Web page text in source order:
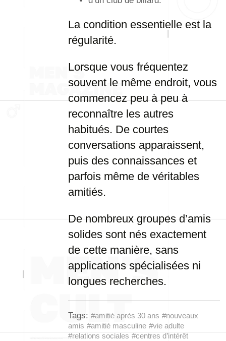
La condition essentielle est la
régularité.
Lorsque vous fréquentez
souvent le même endroit, vous
commencez peu à peu à
reconnaître les autres
habitués. De courtes
conversations apparaissent,
puis des connaissances et
parfois même de véritables
amitiés.
De nombreux groupes d’amis
solides sont nés exactement
de cette manière, sans
applications spécialisées ni
longues recherches.
Tags: #amitié après 30 ans #nouveaux
amis #amitié masculine #vie adulte
#relations sociales #centres d’intérêt